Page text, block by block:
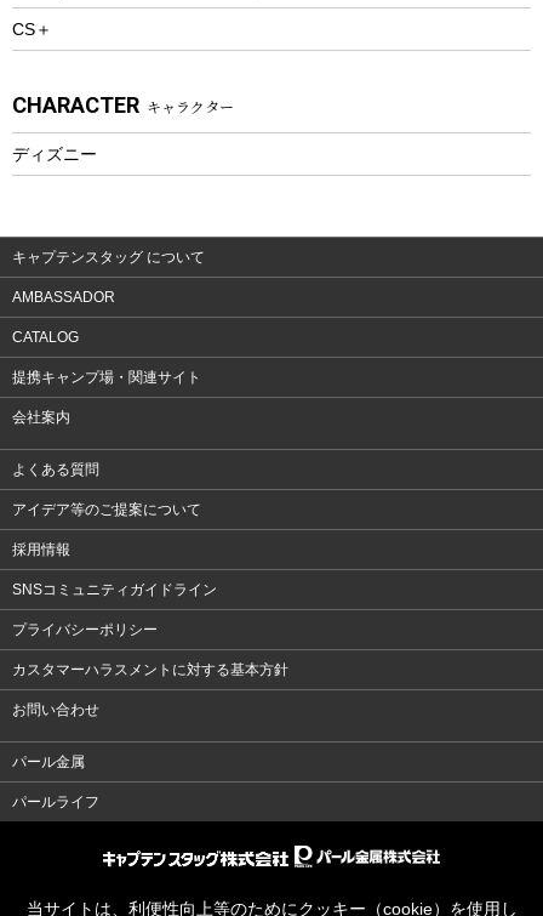
ウェルネス
ウェア、タオル
ウェア
CS＋
CHARACTER キャラクター
ディズニー
キャプテンスタッグ について
AMBASSADOR
CATALOG
提携キャンプ場・関連サイト
会社案内
よくある質問
アイデア等のご提案について
採用情報
SNSコミュニティガイドライン
プライバシーポリシー
カスタマーハラスメントに対する基本方針
お問い合わせ
パール金属
パールライフ
当サイトは、利便性向上等のためにクッキー（cookie）を使用し